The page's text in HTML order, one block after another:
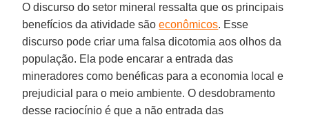
O discurso do setor mineral ressalta que os principais
benefícios da atividade sãoeconômicos. Esse
discurso pode criar uma falsa dicotomia aos olhos da
população. Ela pode encarar a entrada das
mineradores como benéficas para a economia local e
prejudicial para o meio ambiente. O desdobramento
desse raciocínio é que a não entrada das